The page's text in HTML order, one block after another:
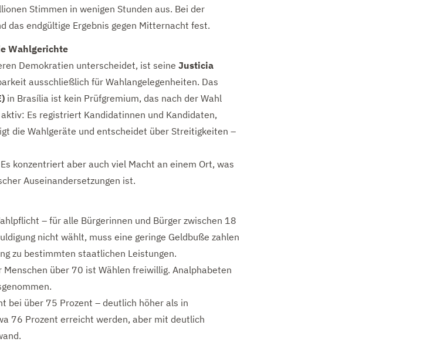
Stimmen in wenigen Stunden aus. Bei der
das endgültige Ergebnis gegen Mitternacht fest.
Wahlgerichte
Demokratien unterscheidet, ist seine Justicia
ausschließlich für Wahlangelegenheiten. Das
in Brasília ist kein Prüfgremium, das nach der Wahl
Es registriert Kandidatinnen und Kandidaten,
die Wahlgeräte und entscheidet über Streitigkeiten –
konzentriert aber auch viel Macht an einem Ort, was
Auseinandersetzungen ist.
– für alle Bürgerinnen und Bürger zwischen 18
nicht wählt, muss eine geringe Geldbuße zahlen
zu bestimmten staatlichen Leistungen.
über 70 ist Wählen freiwillig. Analphabeten
bei über 75 Prozent – deutlich höher als in
76 Prozent erreicht werden, aber mit deutlich